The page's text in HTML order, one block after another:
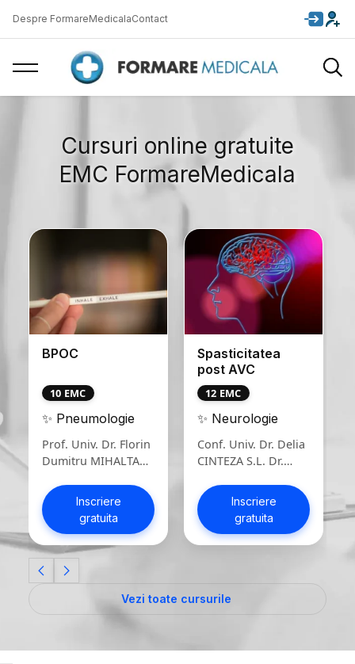
Despre FormareMedicalaContact
Cursuri online gratuite
EMC FormareMedicala
Spasticitatea
12 EMC
✨ Neurologie
Conf. Univ. Dr. Delia
CINTEZA S.L. Dr.
Inscriere
gratuita
Sistemul digestiv
sub lupa
15 EMC
✨
Gastroenterologie
S.L. Dr. Mihaela
Ligia Mosneaga
Inscriere
gratuita
Vezi toate cursurile